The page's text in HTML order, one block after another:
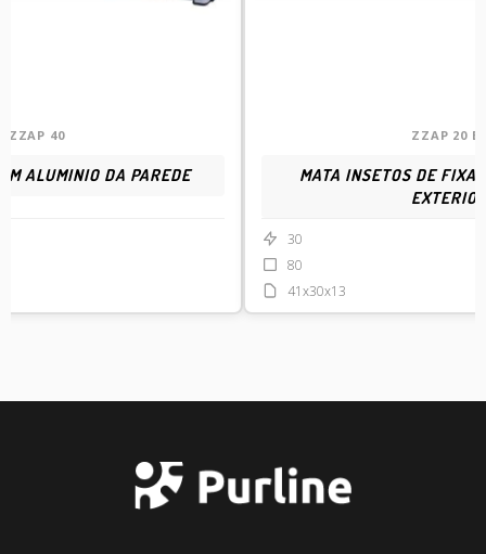
ZZAP 40
ALUMINIO DA PAREDE
ZZAP 20
MATA INSETOS DE
30
80
41x30x13